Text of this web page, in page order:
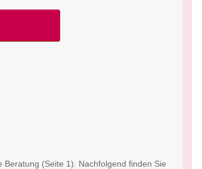
Beratung (Seite 1). Nachfolgend finden Sie